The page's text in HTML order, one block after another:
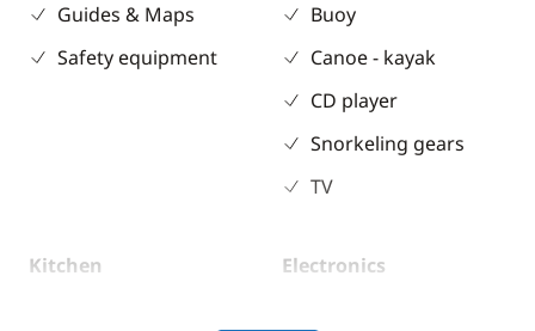
Guides & Maps
Safety equipment
Buoy
Canoe - kayak
CD player
Snorkeling gears
TV
Kitchen
Electronics